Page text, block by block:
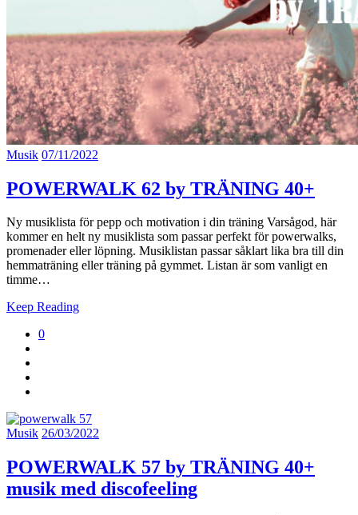
Musik 07/11/2022
POWERWALK 62 by TRÄNING 40+
Ny musiklista för pepp och motivation i din träning Varsågod, här
kommer en helt ny musiklista som passar perfekt för powerwalks,
promenader eller löpning. Musiklistan passar såklart lika bra till din
hemmaträning eller träning på gymmet. Listan är som vanligt en
timme…
Keep Reading
0
Musik 26/03/2022
POWERWALK 57 by TRÄNING 40+
musik med discofeeling